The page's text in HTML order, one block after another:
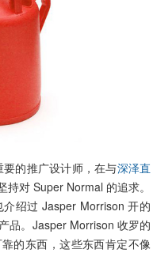
的推广设计师，在与深泽直
对 Super Normal 的追求。
介绍过 Jasper Morrison 开的
品。Jasper Morrison 收罗的
的东西，这些东西肯定不像